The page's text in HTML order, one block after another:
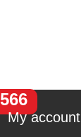
My account